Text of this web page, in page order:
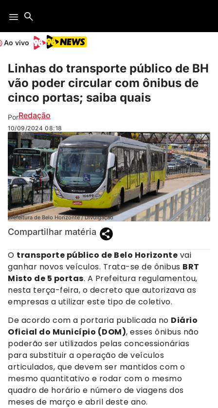
Ao vivo
Linhas do transporte público de BH
vão poder circular com ônibus de
cinco portas; saiba quais
PorRedação
10/09/2024 08:18
Prefeitura de Belo Horizonte / Divulgação
Compartilhar matéria
O transporte público de Belo Horizonte vai
ganhar novos veículos. Trata-se de ônibus BRT
Misto de 5 portas. A Prefeitura regulamentou,
nesta terça-feira, o decreto que autorizava as
empresas a utilizar este tipo de coletivo.
De acordo com a portaria publicada no Diário
Oficial do Município (DOM), esses ônibus não
poderão ser utilizados pelas concessionárias
para substituir a operação de veículos
articulados, que devem ser mantidos com o
mesmo quantitativo e rodar com o mesmo
quadro de horário e número de viagens dos
meses de março e abril deste ano.